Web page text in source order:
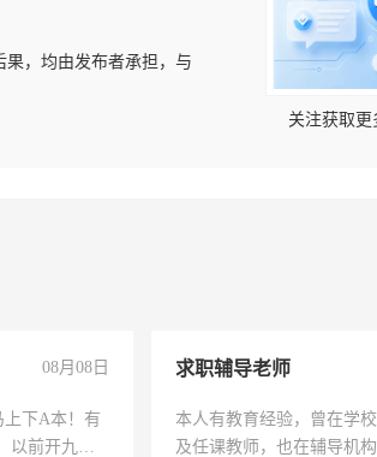
，均由发布者承担，与
关注获取更
08月08日
上下A本！有
以前开九米
求职辅导老师
本人有教育经验，曾在学
及任课教师，也在辅导机